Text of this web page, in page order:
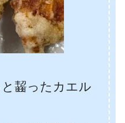
と齧ったカエル